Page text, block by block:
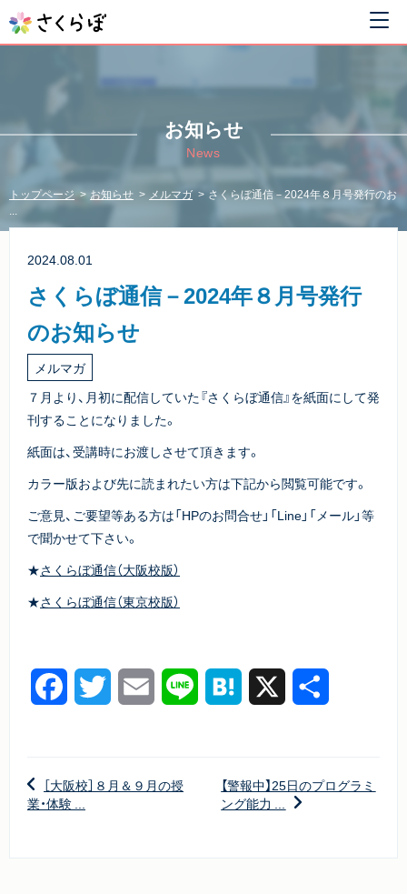
お知らせ
News
トップページ お知らせ メルマガ
さくらぼ通信－2024年８月号発行のお
...
2024.08.01
さくらぼ通信－2024年８月号発行
のお知らせ
メルマガ
７月より、月初に配信していた『さくらぼ通信』を紙面にして発
刊することになりました。
紙面は、受講時にお渡しさせて頂きます。
カラー版および先に読まれたい方は下記から閲覧可能です。
ご意見、ご要望等ある方は「HPのお問合せ」「Line」「メール」等
で聞かせて下さい。
★さくらぼ通信（大阪校版）
★さくらぼ通信（東京校版）
FacebookTwitter Email Line Hatena X
［大阪校］８月＆９月の授
業・体験 ...
【警報中】25日のプログラミ
ング能力 ...